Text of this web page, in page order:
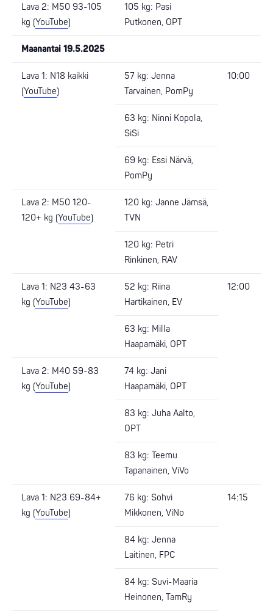
Lava 2: M50 93-105
kg (YouTube)
105 kg: Pasi
Putkonen, OPT
Maanantai 19.5.2025
Lava 1: N18 kaikki
(YouTube)
57 kg: Jenna
Tarvainen, PomPy
10:00
63 kg: Ninni Kopola,
SiSi
69 kg: Essi Närvä,
PomPy
Lava 2: M50 120-
120+ kg (YouTube)
120 kg: Janne Jämsä,
TVN
120 kg: Petri
Rinkinen, RAV
Lava 1: N23 43-63
kg (YouTube)
52 kg: Riina
Hartikainen, EV
12:00
63 kg: Milla
Haapamäki, OPT
Lava 2: M40 59-83
kg (YouTube)
74 kg: Jani
Haapamäki, OPT
83 kg: Juha Aalto,
OPT
83 kg: Teemu
Tapanainen, ViVo
Lava 1: N23 69-84+
kg (YouTube)
76 kg: Sohvi
Mikkonen, ViNo
14:15
84 kg: Jenna
Laitinen, FPC
84 kg: Suvi-Maaria
Heinonen, TamRy